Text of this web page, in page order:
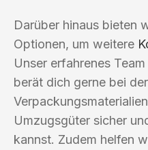
Darüber hinaus bieten
Optionen, um weitere
Unser erfahrenes
berät dich gerne bei
Umzugsgüter sicher
kannst. Zudem helfen